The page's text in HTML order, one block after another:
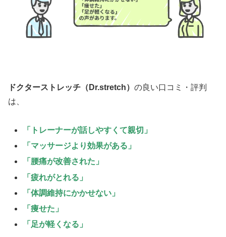
ドクターストレッチ（Dr.stretch） の良い口コミ・評判
は、
「トレーナーが話しやすくて親切」
「マッサージより効果がある」
「腰痛が改善された」
「疲れがとれる」
「体調維持にかかせない」
「痩せた」
「足が軽くなる」